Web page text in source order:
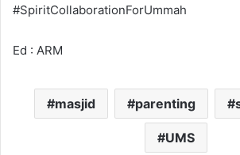
#SpiritCollaborationForUmmah
Ed : ARM
masjid parenting
UMS